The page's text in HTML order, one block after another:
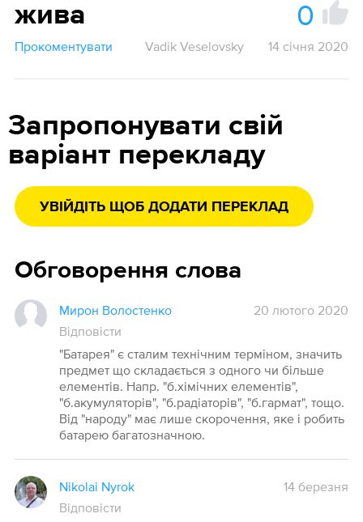
жива 0
Прокоментувати Vadik Veselovsky 14 січня 2020
Запропонувати свій
варіант перекладу
УВІЙДІТЬ ЩОБ ДОДАТИ ПЕРЕКЛАД
Обговорення слова
Мирон Волостенко
20 лютого 2020
Відповісти
"Батарея" є сталим технічним терміном, значить
предмет що складається з одного чи більше
елементів. Напр. "б.хімічних елементів",
"б.акумуляторів", "б.радіаторів", "б.гармат", тощо.
Від "народу" має лише скорочення, яке і робить
батарею багатозначною.
Nikolai Nyrok
14 березня
Відповісти